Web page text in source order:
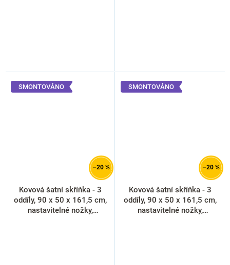
SMONTOVÁNO
–20 %
Kovová šatní skříňka - 3
oddíly, 90 x 50 x 161,5 cm,
nastavitelné nožky,
SMONTOVÁNO
–20 %
Kovová šatní skříňka - 3
oddíly, 90 x 50 x 161,5 cm,
nastavitelné nožky,